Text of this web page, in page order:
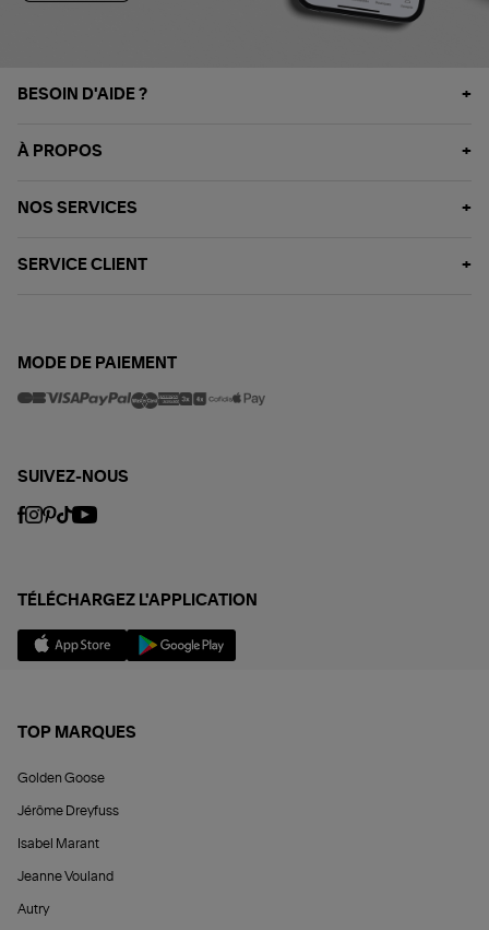
BESOIN D'AIDE ?
À PROPOS
NOS SERVICES
SERVICE CLIENT
MODE DE PAIEMENT
SUIVEZ-NOUS
TÉLÉCHARGEZ L'APPLICATION
TOP MARQUES
Golden Goose
Jérôme Dreyfuss
Isabel Marant
Jeanne Vouland
Autry